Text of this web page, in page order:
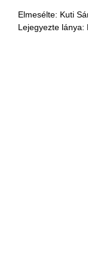
Elmesélte: Kuti
Lejegyezte lánya: